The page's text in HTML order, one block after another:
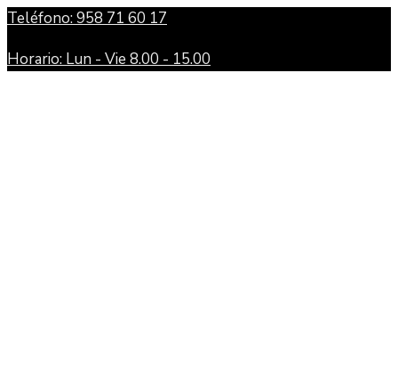
Teléfono: 958 71 60 17
Horario: Lun - Vie 8.00 - 15.00